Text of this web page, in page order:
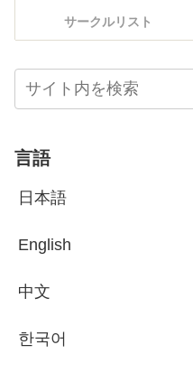
サークルリスト
言語
日本語
English
中文
한국어